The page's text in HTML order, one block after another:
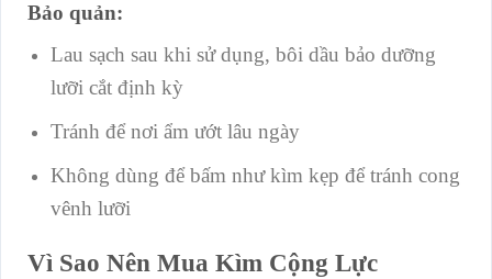
Bảo quản:
Lau sạch sau khi sử dụng, bôi dầu bảo dưỡng
lưỡi cắt định kỳ
Tránh để nơi ẩm ướt lâu ngày
Không dùng để bấm như kìm kẹp để tránh cong
vênh lưỡi
Vì Sao Nên Mua Kìm Cộng Lực